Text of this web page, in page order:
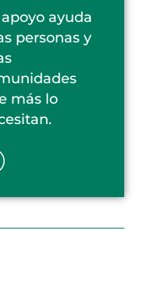
ayuda
personas y
más lo